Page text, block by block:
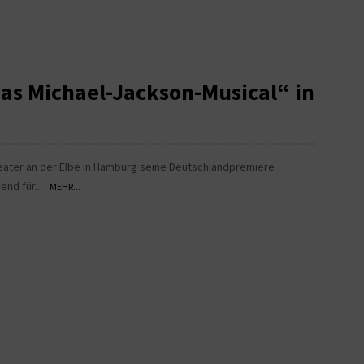
Michael-Jackson-Musical“ in
an der Elbe in Hamburg seine Deutschlandpremiere
für...
MEHR...